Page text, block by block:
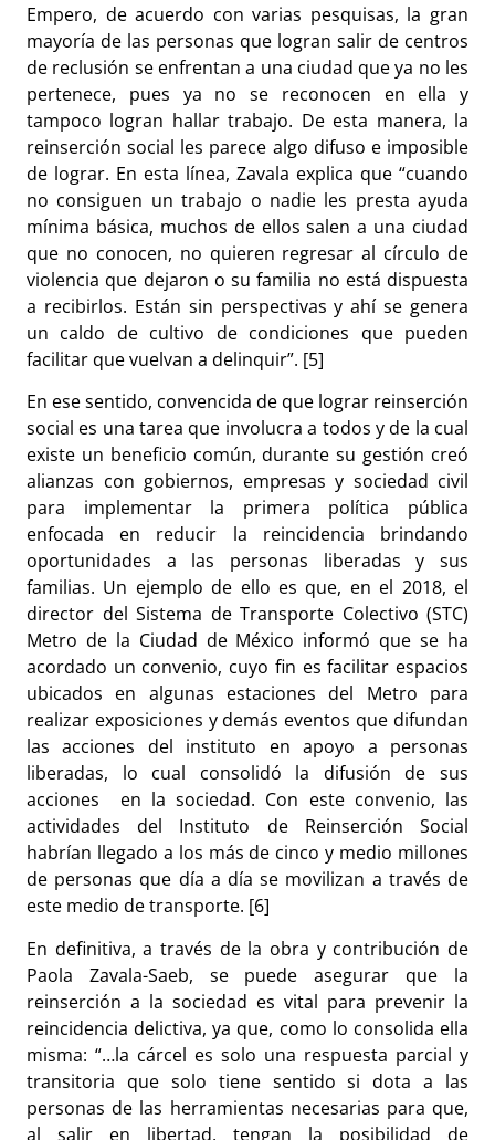
Empero, de acuerdo con varias pesquisas, la gran
mayoría de las personas que logran salir de centros
de reclusión se enfrentan a una ciudad que ya no les
pertenece, pues ya no se reconocen en ella y
tampoco logran hallar trabajo. De esta manera, la
reinserción social les parece algo difuso e imposible
de lograr. En esta línea, Zavala explica que “cuando
no consiguen un trabajo o nadie les presta ayuda
mínima básica, muchos de ellos salen a una ciudad
que no conocen, no quieren regresar al círculo de
violencia que dejaron o su familia no está dispuesta
a recibirlos. Están sin perspectivas y ahí se genera
un caldo de cultivo de condiciones que pueden
facilitar que vuelvan a delinquir”. [5]
En ese sentido, convencida de que lograr reinserción
social es una tarea que involucra a todos y de la cual
existe un beneficio común, durante su gestión creó
alianzas con gobiernos, empresas y sociedad civil
para implementar la primera política pública
enfocada en reducir la reincidencia brindando
oportunidades a las personas liberadas y sus
familias. Un ejemplo de ello es que, en el 2018, el
director del Sistema de Transporte Colectivo (STC)
Metro de la Ciudad de México informó que se ha
acordado un convenio, cuyo fin es facilitar espacios
ubicados en algunas estaciones del Metro para
realizar exposiciones y demás eventos que difundan
las acciones del instituto en apoyo a personas
liberadas, lo cual consolidó la difusión de sus
acciones en la sociedad. Con este convenio, las
actividades del Instituto de Reinserción Social
habrían llegado a los más de cinco y medio millones
de personas que día a día se movilizan a través de
este medio de transporte. [6]
En definitiva, a través de la obra y contribución de
Paola Zavala-Saeb, se puede asegurar que la
reinserción a la sociedad es vital para prevenir la
reincidencia delictiva, ya que, como lo consolida ella
misma: “…la cárcel es solo una respuesta parcial y
transitoria que solo tiene sentido si dota a las
personas de las herramientas necesarias para que,
al salir en libertad, tengan la posibilidad de